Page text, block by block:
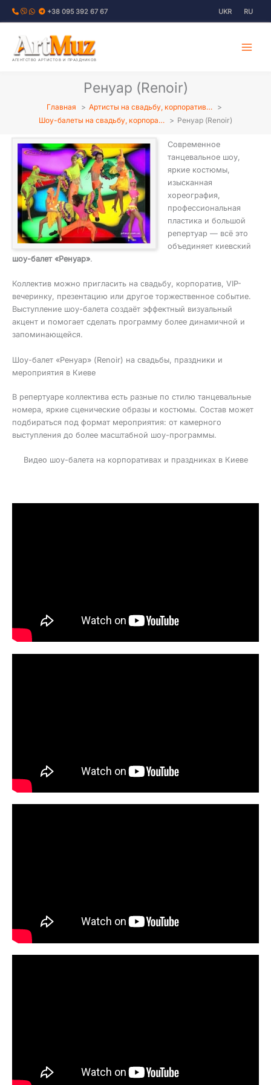
Перейти
+38 095 392 67 67 UKR RU
АГЕНТСТВО АРТИСТОВ И ПРАЗДНИКОВ
Ренуар (Renoir)
Главная
Артисты на свадьбу, корпоратив…
Шоу-балеты на свадьбу, корпора…
Ренуар (Renoir)
Современное
танцевальное шоу,
яркие костюмы,
изысканная
хореография,
профессиональная
пластика и большой
репертуар — всё это
объединяет киевский
шоу-балет «Ренуар».
Коллектив можно пригласить на свадьбу, корпоратив, VIP-
вечеринку, презентацию или другое торжественное событие.
Выступление шоу-балета создаёт эффектный визуальный
акцент и помогает сделать программу более динамичной и
запоминающейся.
Шоу-балет «Ренуар» (Renoir) на свадьбы, праздники и
мероприятия в Киеве
В репертуаре коллектива есть разные по стилю танцевальные
номера, яркие сценические образы и костюмы. Состав может
подбираться под формат мероприятия: от камерного
выступления до более масштабной шоу-программы.
Видео шоу-балета на корпоративах и праздниках в Киеве